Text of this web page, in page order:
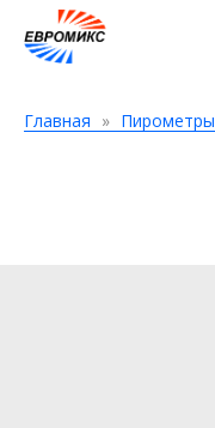
Главная Пирометры